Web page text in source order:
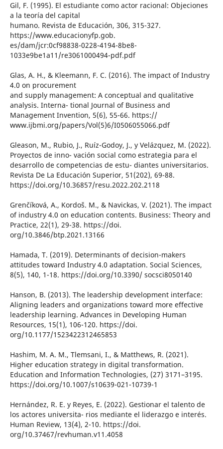
Gil, F. (1995). El estudiante como actor racional: Objeciones
a la teoría del capital
humano. Revista de Educación, 306, 315-327.
https://www.educacionyfp.gob.
es/dam/jcr:0cf98838-0228-4194-8be8-
1033e9be1a11/re3061000494-pdf.pdf
Glas, A. H., & Kleemann, F. C. (2016). The impact of Industry
4.0 on procurement
and supply management: A conceptual and qualitative
analysis. Interna- tional Journal of Business and
Management Invention, 5(6), 55-66. https://
www.ijbmi.org/papers/Vol(5)6/I0506055066.pdf
Gleason, M., Rubio, J., Ruíz-Godoy, J., y Velázquez, M. (2022).
Proyectos de inno- vación social como estrategia para el
desarrollo de competencias de estu- diantes universitarios.
Revista De La Educación Superior, 51(202), 69-88.
https://doi.org/10.36857/resu.2022.202.2118
Grenčíková, A., Kordoš. M., & Navickas, V. (2021). The impact
of industry 4.0 on education contents. Business: Theory and
Practice, 22(1), 29-38. https://doi.
org/10.3846/btp.2021.13166
Hamada, T. (2019). Determinants of decision-makers
attitudes toward Industry 4.0 adaptation. Social Sciences,
8(5), 140, 1-18. https://doi.org/10.3390/ socsci8050140
Hanson, B. (2013). The leadership development interface:
Aligning leaders and organizations toward more effective
leadership learning. Advances in Developing Human
Resources, 15(1), 106-120. https://doi.
org/10.1177/1523422312465853
Hashim, M. A. M., Tlemsani, I., & Matthews, R. (2021).
Higher education strategy in digital transformation.
Education and Information Technologies, (27) 3171–3195.
https://doi.org/10.1007/s10639-021-10739-1
Hernández, R. E. y Reyes, E. (2022). Gestionar el talento de
los actores universita- rios mediante el liderazgo e interés.
Human Review, 13(4), 2-10. https://doi.
org/10.37467/revhuman.v11.4058